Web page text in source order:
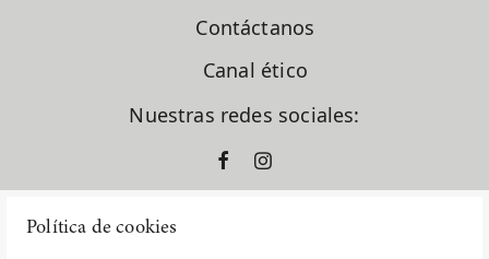
Política de cookies
Contáctanos
Canal ético
Nuestras redes sociales: